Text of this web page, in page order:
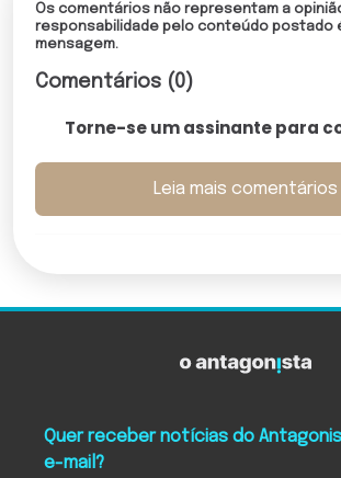
Os comentários não representam a
responsabilidade pelo conteúdo postado
mensagem.
Comentários (0)
Torne-se um assinante para
Leia mais comentários
Quer receber notícias do
e-mail?